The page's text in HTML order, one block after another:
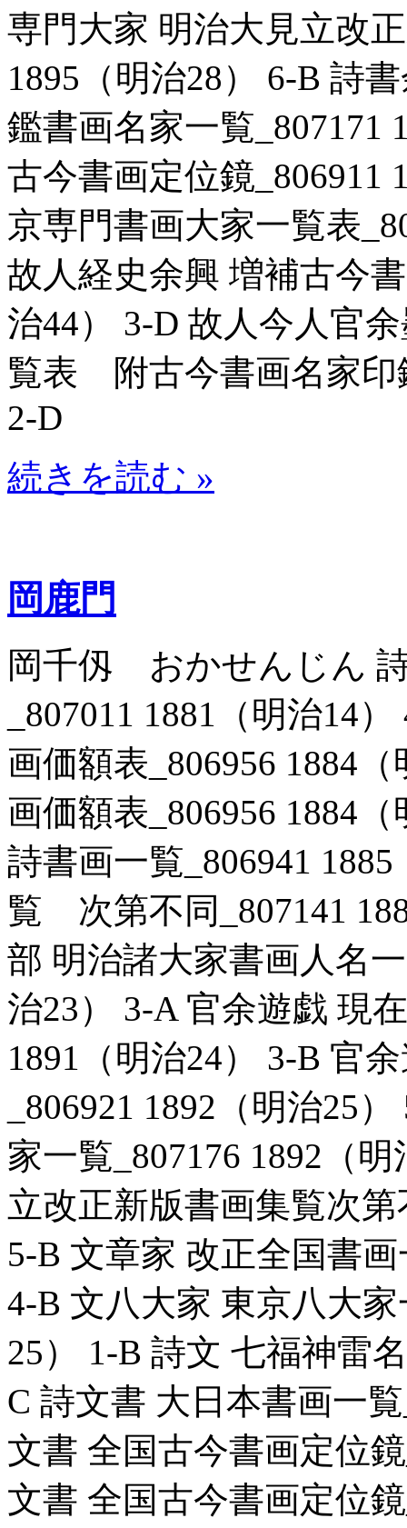
専門大家 明治大見立改
1895（明治28） 6-B 詩
鑑書画名家一覧_807171
古今書画定位鏡_806911
京専門書画大家一覧表
故人経史余興 増補古今
治44） 3-D 故人今人官
覧表 附古今書画名家印
2-D
続きを読む »
岡鹿門
岡千仭 おかせんじん
_807011 1881（明治14
画価額表_806956 1884
画価額表_806956 1884
詩書画一覧_806941
覧 次第不同_807141
部 明治諸大家書画人名
治23） 3-A 官余遊戯 現
1891（明治24） 3-B 官
_806921 1892（明治25
家一覧_807176 1892（
立改正新版書画集覧次第
5-B 文章家 改正全国書
4-B 文八大家 東京八大
25） 1-B 詩文 七福神雷
C 詩文書 大日本書画一
文書 全国古今書画定位
文書 全国古今書画定位